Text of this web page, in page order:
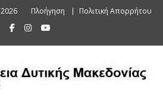
Πλοήγηση Πολιτική Απορρήτου